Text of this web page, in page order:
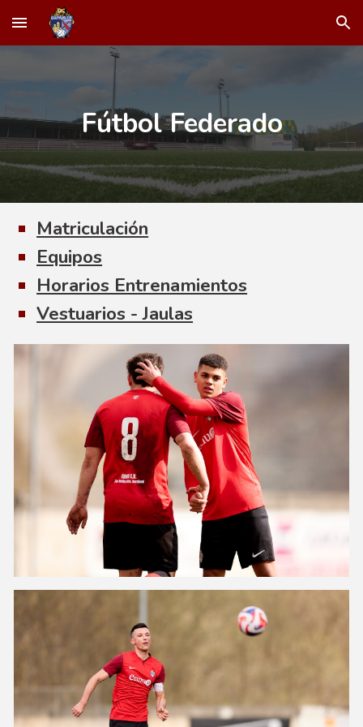
Skip to main content Skip to navigation
Fútbol Federado
Matriculación
Equipos
Horarios Entrenamientos
Vestuarios - Jaulas